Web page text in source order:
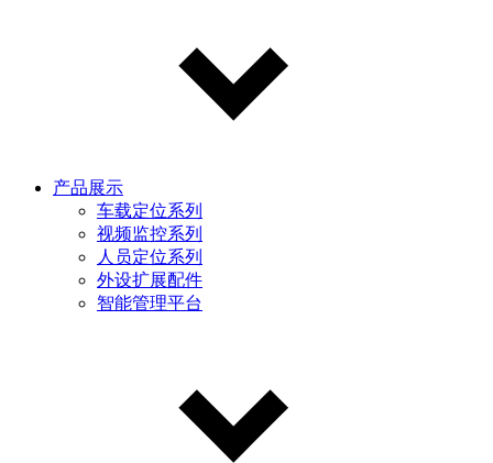
产品展示
车载定位系列
视频监控系列
人员定位系列
外设扩展配件
智能管理平台